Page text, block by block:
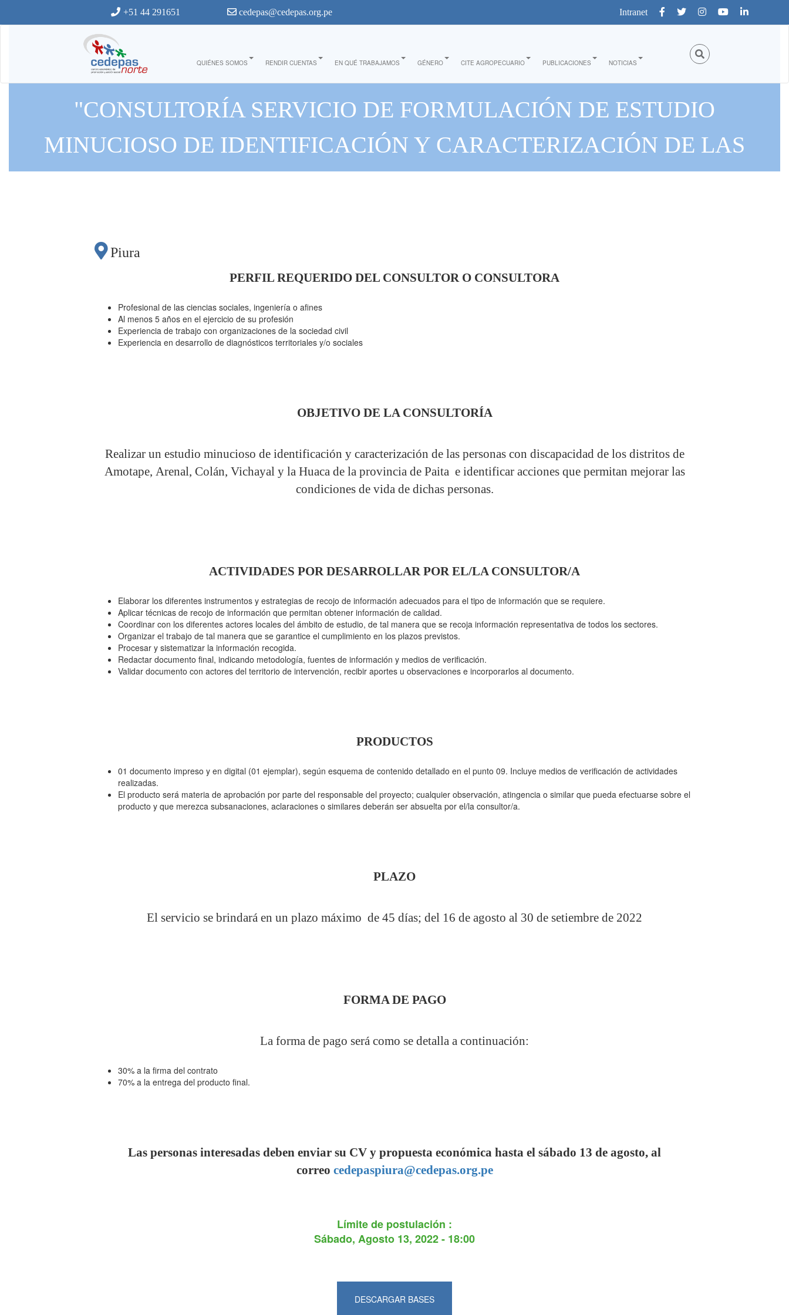
+51 44 291651 cedepas@cedepas.org.pe Intranet
QUIÉNES SOMOS RENDIR CUENTAS EN QUÉ TRABAJAMOS GÉNERO CITE AGROPECUARIO PUBLICACIONES NOTICIAS
"CONSULTORÍA SERVICIO DE FORMULACIÓN DE ESTUDIO
MINUCIOSO DE IDENTIFICACIÓN Y CARACTERIZACIÓN DE LAS
PERSONAS CON DISCAPACIDAD DE LOS DISTRITOS DE AMOTAPE,
Piura
PERFIL REQUERIDO DEL CONSULTOR O CONSULTORA
Profesional de las ciencias sociales, ingeniería o afines
Al menos 5 años en el ejercicio de su profesión
Experiencia de trabajo con organizaciones de la sociedad civil
Experiencia en desarrollo de diagnósticos territoriales y/o sociales
OBJETIVO DE LA CONSULTORÍA
Realizar un estudio minucioso de identificación y caracterización de las personas con discapacidad de los distritos de
Amotape, Arenal, Colán, Vichayal y la Huaca de la provincia de Paita e identificar acciones que permitan mejorar las
condiciones de vida de dichas personas.
ACTIVIDADES POR DESARROLLAR POR EL/LA CONSULTOR/A
Elaborar los diferentes instrumentos y estrategias de recojo de información adecuados para el tipo de información que se requiere.
Aplicar técnicas de recojo de información que permitan obtener información de calidad.
Coordinar con los diferentes actores locales del ámbito de estudio, de tal manera que se recoja información representativa de todos los sectores.
Organizar el trabajo de tal manera que se garantice el cumplimiento en los plazos previstos.
Procesar y sistematizar la información recogida.
Redactar documento final, indicando metodología, fuentes de información y medios de verificación.
Validar documento con actores del territorio de intervención, recibir aportes u observaciones e incorporarlos al documento.
PRODUCTOS
01 documento impreso y en digital (01 ejemplar), según esquema de contenido detallado en el punto 09. Incluye medios de verificación de actividades
realizadas.
El producto será materia de aprobación por parte del responsable del proyecto; cualquier observación, atingencia o similar que pueda efectuarse sobre el
producto y que merezca subsanaciones, aclaraciones o similares deberán ser absuelta por el/la consultor/a.
PLAZO
El servicio se brindará en un plazo máximo de 45 días; del 16 de agosto al 30 de setiembre de 2022
FORMA DE PAGO
La forma de pago será como se detalla a continuación:
30% a la firma del contrato
70% a la entrega del producto final.
Las personas interesadas deben enviar su CV y propuesta económica hasta el sábado 13 de agosto, al
correo cedepaspiura@cedepas.org.pe
Límite de postulación :
Sábado, Agosto 13, 2022 - 18:00
DESCARGAR BASES